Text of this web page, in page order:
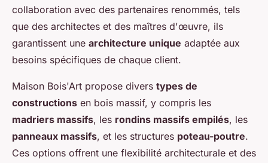
collaboration avec des partenaires renommés, tels
que des architectes et des maîtres d'œuvre, ils
garantissent une architecture unique adaptée aux
besoins spécifiques de chaque client.
Maison Bois'Art propose divers types de
constructions en bois massif, y compris les
madriers massifs, les rondins massifs empilés, les
panneaux massifs, et les structures poteau-poutre.
Ces options offrent une flexibilité architecturale et des